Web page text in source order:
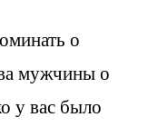
о
мужчины о
у вас было